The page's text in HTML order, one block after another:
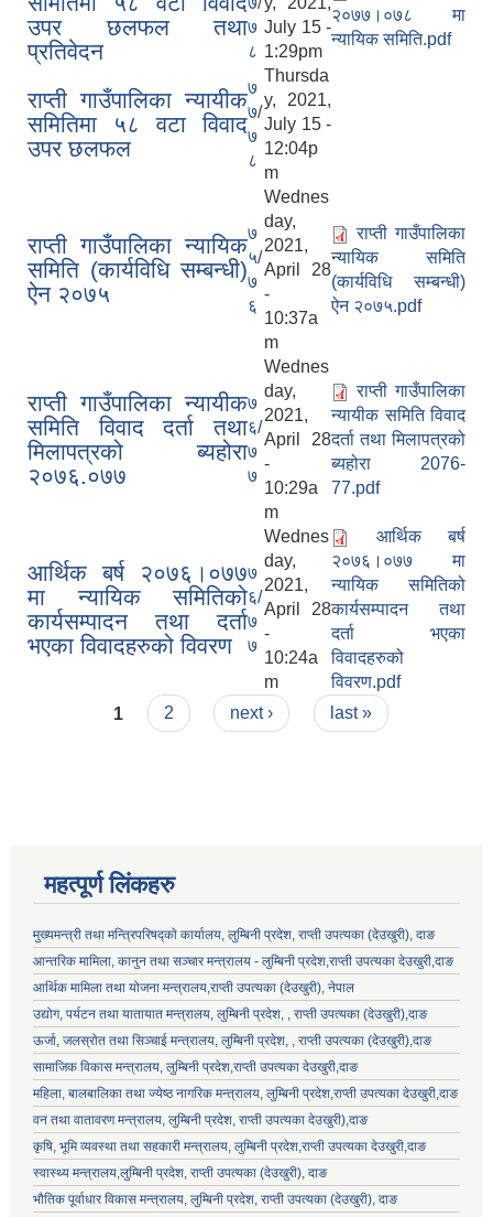
उपर छलफल तथा
प्रतिवेदन
७
८
July 15 -
1:29pm
२०७७।०७८ मा
न्यायिक समिति.pdf
राप्ती गाउँपालिका न्यायीक
समितिमा ५८ वटा विवाद
उपर छलफल
७
७/
७
८
Thursda
y, 2021,
July 15 -
12:04p
m
राप्ती गाउँपालिका न्यायिक
समिति (कार्यविधि सम्बन्धी)
ऐन २०७५
७
५/
७
६
Wednes
day,
2021,
April 28
-
10:37a
m
राप्ती गाउँपालिका
न्यायिक समिति
(कार्यविधि सम्बन्धी)
ऐन २०७५.pdf
राप्ती गाउँपालिका न्यायीक
समिति विवाद दर्ता तथा
मिलापत्रको ब्यहोरा
२०७६.०७७
७
६/
७
७
Wednes
day,
2021,
April 28
-
10:29a
m
राप्ती गाउँपालिका
न्यायीक समिति विवाद
दर्ता तथा मिलापत्रको
ब्यहोरा 2076-
77.pdf
आर्थिक बर्ष २०७६।०७७
मा न्यायिक समितिको
कार्यसम्पादन तथा दर्ता
भएका विवादहरुको विवरण
७
६/
७
७
Wednes
day,
2021,
April 28
-
10:24a
m
आर्थिक बर्ष
२०७६।०७७ मा
न्यायिक समितिको
कार्यसम्पादन तथा
दर्ता भएका
विवादहरुको
विवरण.pdf
Pages
1 2 next › last »
महत्पूर्ण लिंकहरु
मुख्यमन्त्री तथा मन्त्रिपरिषद्को कार्यालय, लुम्बिनी प्रदेश, राप्ती उपत्यका (देउखुरी), दाङ
आन्तरिक मामिला, कानुन तथा सञ्चार मन्त्रालय - लुम्बिनी प्रदेश,राप्ती उपत्यका देउखुरी,दाङ
आर्थिक मामिला तथा योजना मन्त्रालय,राप्ती उपत्यका (देउखुरी), नेपाल
उद्योग, पर्यटन तथा यातायात मन्त्रालय, लुम्बिनी प्रदेश, , राप्ती उपत्यका (देउखुरी),दाङ
ऊर्जा, जलस्रोत तथा सिञ्चाई मन्त्रालय, लुम्बिनी प्रदेश, , राप्ती उपत्यका (देउखुरी),दाङ
सामाजिक विकास मन्‍‍त्रालय, लुम्बिनी प्रदेश,राप्ती उपत्यका देउखुरी,दाङ
महिला, बालबालिका तथा ज्येष्ठ नागरिक मन्त्रालय, लुम्बिनी प्रदेश,राप्ती उपत्यका देउखुरी,दाङ
वन तथा वातावरण मन्त्रालय, लुम्बिनी प्रदेश, राप्ती उपत्यका देउखुरी),दाङ
कृषि, भूमि व्यवस्था तथा सहकारी मन्त्रालय, लुम्बिनी प्रदेश,राप्ती उपत्यका देउखुरी,दाङ
स्वास्थ्य मन्त्रालय,लुम्बिनी प्रदेश, राप्ती उपत्यका (देउखुरी), दाङ
भौतिक पूर्वाधार विकास मन्त्रालय, लुम्बिनी प्रदेश, राप्ती उपत्यका (देउखुरी), दाङ